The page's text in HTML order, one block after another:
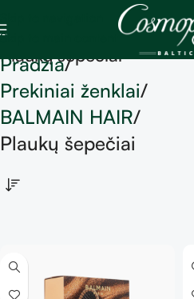
Skip to main content
Plaukų šepečiai
Pradžia
Prekiniai ženklai
BALMAIN HAIR
Plaukų šepečiai